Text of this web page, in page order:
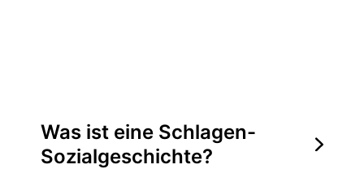
Was ist eine Schlagen-
Sozialgeschichte?